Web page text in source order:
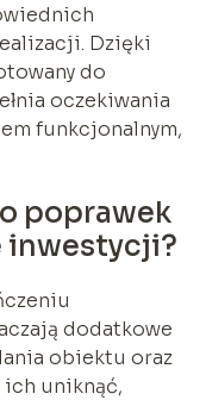
Dzięki
do
oczekiwania
funkcjonalnym,
poprawek
inwestycji?
dodatkowe
obiektu oraz
uniknąć,